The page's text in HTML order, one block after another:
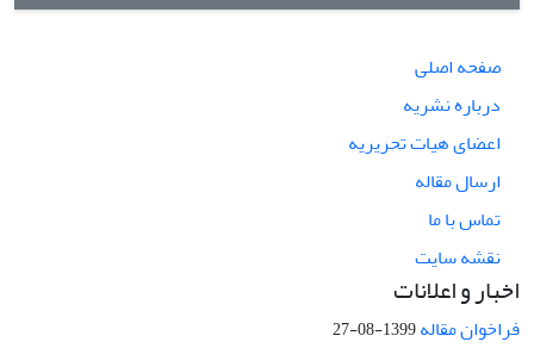
صفحه اصلی
درباره نشریه
اعضای هیات تحریریه
ارسال مقاله
تماس با ما
نقشه سایت
اخبار و اعلانات
فراخوان مقاله1399-08-27